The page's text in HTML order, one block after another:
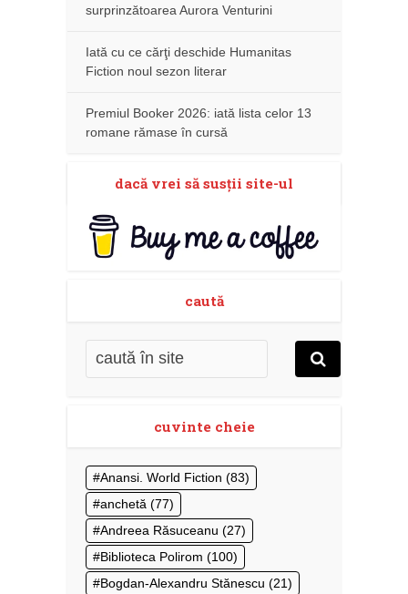
surprinzătoarea Aurora Venturini
Iată cu ce cărţi deschide Humanitas
Fiction noul sezon literar
Premiul Booker 2026: iată lista celor 13
romane rămase în cursă
dacă vrei să susţii site-ul
caută
cuvinte cheie
Anansi. World Fiction (83)
anchetă (77)
Andreea Răsuceanu (27)
Biblioteca Polirom (100)
Bogdan-Alexandru Stănescu (21)